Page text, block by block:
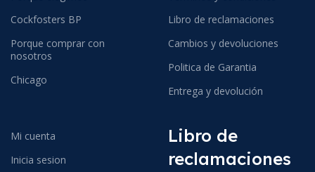
Cockfosters BP
Porque comprar con
nosotros
Chicago
Libro de reclamaciones
Cambios y devoluciones
Politica de Garantia
Entrega y devolución
Mi cuenta
Inicia sesion
Libro de
reclamaciones